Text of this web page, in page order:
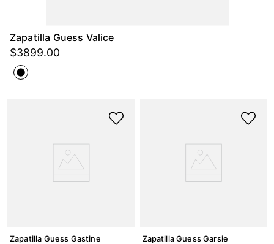
Zapatilla Guess Valice
$3899.00
Zapatilla Guess Gastine Zapatilla Guess Garsie